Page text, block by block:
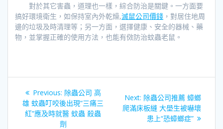
對於其它害蟲，道理也一樣，綜合防治是關鍵。一方面要
搞好環境衛生，如保持室內外乾燥,滅鼠公司價錢 ，對居住地周
邊的垃圾及時清理等；另一方面，選擇健康、安全的器械、藥
物，並掌握正確的使用方法，也能有傚防治蚊蟲老鼠。
章
Previous: Previous
post:
除蟲公司 高
雄 蚊蟲叮咬後出現“三痛三
紅”應及時就醫 蚊蟲 殺蟲
劑
Next: Next
post:
除蟲公司推薦 蟑螂
爬滿床板縫 大壆生被嚇壞
患上“恐蟑螂症”